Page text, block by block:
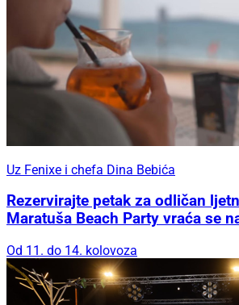
Uz Fenixe i chefa Dina Bebića
Rezervirajte petak za odličan
Maratuša Beach Party vraća se
Od 11. do 14. kolovoza